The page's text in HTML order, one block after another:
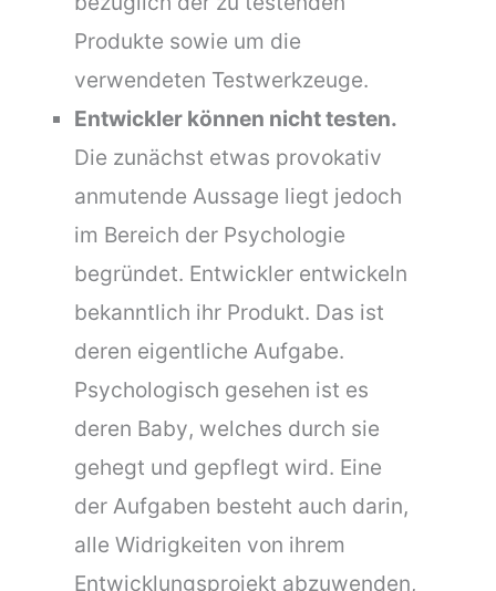
Produkte sowie um die
verwendeten Testwerkzeuge.
Entwickler können nicht testen.
Die zunächst etwas provokativ
anmutende Aussage liegt jedoch
im Bereich der Psychologie
begründet. Entwickler entwickeln
bekanntlich ihr Produkt. Das ist
deren eigentliche Aufgabe.
Psychologisch gesehen ist es
deren Baby, welches durch sie
gehegt und gepflegt wird. Eine
der Aufgaben besteht auch darin,
alle Widrigkeiten von ihrem
Entwicklungsprojekt abzuwenden,